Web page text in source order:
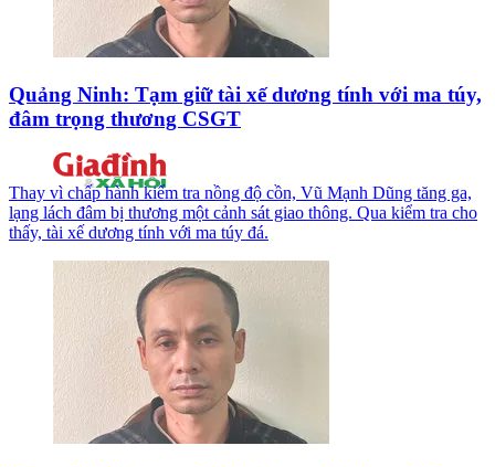
Quảng Ninh: Tạm giữ tài xế dương tính với ma túy,
đâm trọng thương CSGT
Thay vì chấp hành kiểm tra nồng độ cồn, Vũ Mạnh Dũng tăng ga,
lạng lách đâm bị thương một cảnh sát giao thông. Qua kiểm tra cho
thấy, tài xế dương tính với ma túy đá.